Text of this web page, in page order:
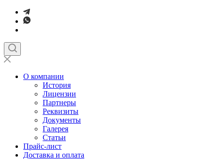
О компании
История
Лицензии
Партнеры
Реквизиты
Документы
Галерея
Статьи
Прайс-лист
Доставка и оплата